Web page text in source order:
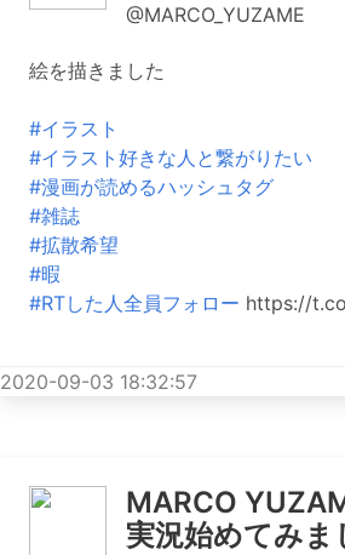
@MARCO_YUZAME
絵を描きました
#イラスト
#イラスト好きな人と繋がりたい
#漫画が読めるハッシュタグ
#雑誌
#拡散希望
#暇
#RTした人全員フォロー https://
2020-09-03 18:32:57
MARCO
実況始めてみま